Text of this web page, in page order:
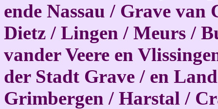
ende Nassau / Grave van
Dietz / Lingen / Meurs /
vander Veere en
der Stadt Grave / en
Grimbergen / Harstal /